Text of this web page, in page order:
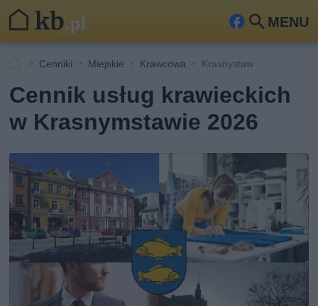
MENU
Fa
ook
Szu
Cenniki Miejskie Krawcowa Krasnystaw
Cennik usług krawieckich
w Krasnymstawie 2026